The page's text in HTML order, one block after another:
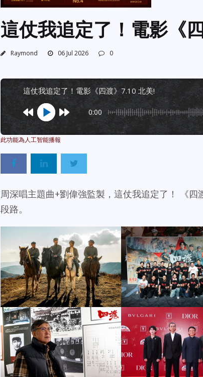
這仗我追定了！電影《
Raymond 06 Jul 2026 0
這仗我追定了！電影《四渡》7.10 北美!
0:00
周深唱主題曲+劉偉強監製，這仗我追定了！ 《
段路。